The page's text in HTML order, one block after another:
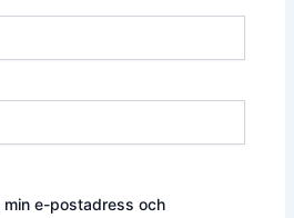
min e-postadress och